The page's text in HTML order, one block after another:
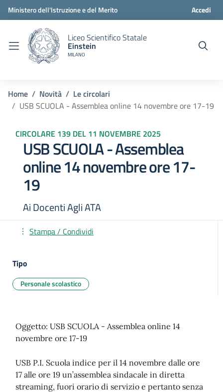
Ministero dell'Istruzione e del Merito Accedi
Liceo Scientifico Statale
Einstein
MILANO
Home Novità
Le circolari
USB SCUOLA - Assemblea online 14 novembre ore 17-19
CIRCOLARE 139 DEL 11 NOVEMBRE 2025
USB SCUOLA - Assemblea
online 14 novembre ore 17-
19
Ai Docenti Agli ATA
Stampa / Condividi
Tipo
Personale scolastico
Oggetto: USB SCUOLA - Assemblea online 14
novembre ore 17-19
USB P.I. Scuola indice per il 14 novembre dalle ore
17 alle ore 19 un’assemblea sindacale in diretta
streaming, fuori orario di servizio e pertanto senza